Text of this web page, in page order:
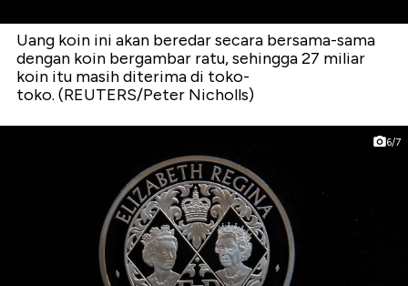
Uang koin ini akan beredar secara bersama-sama
dengan koin bergambar ratu, sehingga 27 miliar
koin itu masih diterima di toko-
toko. (REUTERS/Peter Nicholls)
6/7